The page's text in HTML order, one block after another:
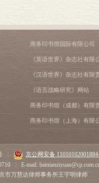
商务印书馆国际有限公司
《英语世界》杂志社有限
《汉语世界》杂志社有限
《语言战略研究》网站
商务印书馆（成都）有限
商务印书馆（上海）有限
京公网安备
E-mail:
市万慧达律师事务所王宇明律师